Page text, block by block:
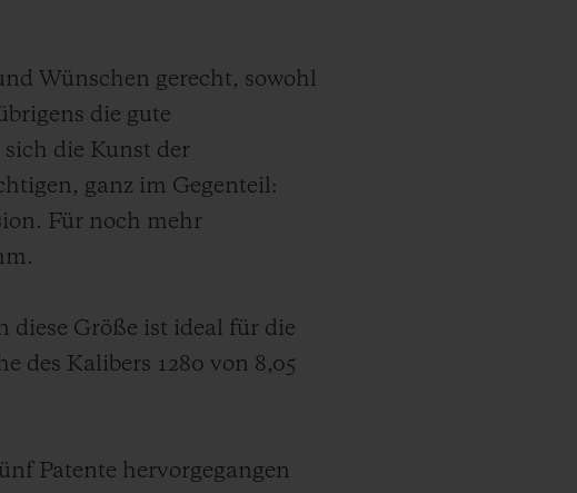
Wünschen gerecht, sowohl
die gute
die Kunst der
ganz im Gegenteil:
Für noch mehr
diese Größe ist ideal für die
des Kalibers 1280 von 8,05
Patente hervorgegangen